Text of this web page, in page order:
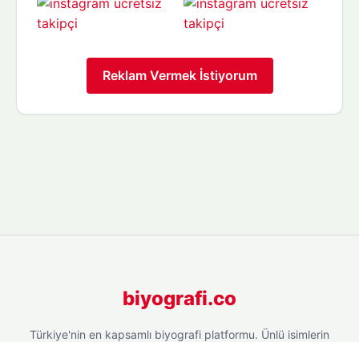
Reklam Vermek İstiyorum
biyografi.co
Türkiye'nin en kapsamlı biyografi platformu. Ünlü isimlerin